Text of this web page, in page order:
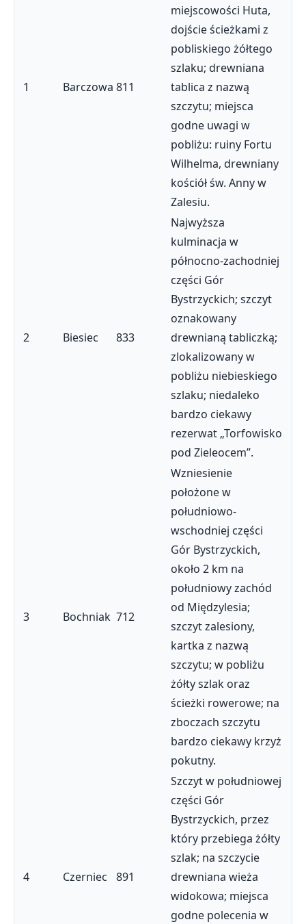
1 Barczowa 811
miejscowości Huta,
dojście ścieżkami z
pobliskiego żółtego
szlaku; drewniana
tablica z nazwą
szczytu; miejsca
godne uwagi w
pobliżu: ruiny Fortu
Wilhelma, drewniany
kościół św. Anny w
Zalesiu.
2 Biesiec 833
Najwyższa
kulminacja w
północno-zachodniej
części Gór
Bystrzyckich; szczyt
oznakowany
drewnianą tabliczką;
zlokalizowany w
pobliżu niebieskiego
szlaku; niedaleko
bardzo ciekawy
rezerwat „Torfowisko
pod Zieleocem”.
3 Bochniak 712
Wzniesienie
położone w
południowo-
wschodniej części
Gór Bystrzyckich,
około 2 km na
południowy zachód
od Międzylesia;
szczyt zalesiony,
kartka z nazwą
szczytu; w pobliżu
żółty szlak oraz
ścieżki rowerowe; na
zboczach szczytu
bardzo ciekawy krzyż
pokutny.
4 Czerniec 891
Szczyt w południowej
części Gór
Bystrzyckich, przez
który przebiega żółty
szlak; na szczycie
drewniana wieża
widokowa; miejsca
godne polecenia w